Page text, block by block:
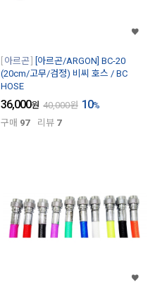
아르곤
[아르곤/ARGON] BC-20
(20cm/고무/검정) 비씨 호스 / BC
HOSE
36,000원 40,000원 10%
구매 97 리뷰 7